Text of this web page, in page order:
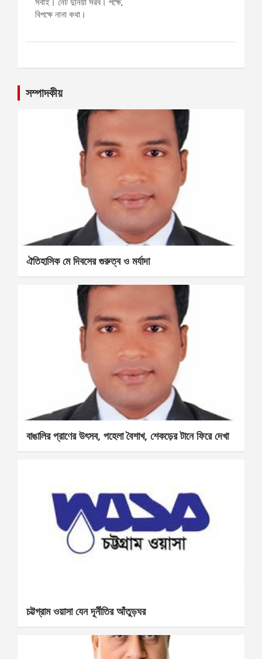
সম্পাদকীয়
ঐতিহাসিক মে দিবসের গুরুত্ব ও মর্যাদা
বাঙালির প্রাণের উৎসব, পহেলা বৈশাখ, শেকড়ের টানে ফিরে দেখা
চট্টগ্রাম ওয়াসা যেন দূর্নীতির আঁতুড়ঘর